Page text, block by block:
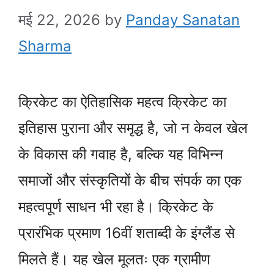
मई 22, 2026 by Panday Sanatan
Sharma
क्रिकेट का ऐतिहासिक महत्व क्रिकेट का
इतिहास पुराना और समृद्ध है, जो न केवल खेल
के विकास की गवाह है, बल्कि यह विभिन्न
समाजों और संस्कृतियों के बीच संपर्क का एक
महत्वपूर्ण साधन भी रहा है। क्रिकेट के
प्रारंभिक प्रमाण 16वीं शताब्दी के इंग्लैंड से
मिलते हैं। यह खेल मूलतः एक ग्रामीण